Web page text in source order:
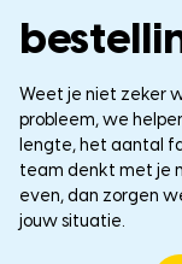
Weet je niet zeker
probleem, we
lengte, het aantal
team denkt met je
even, dan zorgen
jouw situatie.